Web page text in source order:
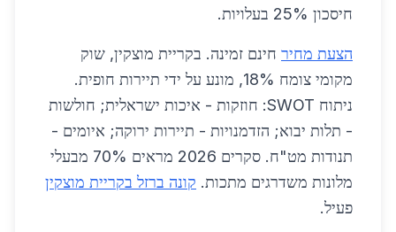
חיסכון 25% בעלויות.
הצעת מחיר חינם זמינה. בקריית מוצקין, שוק
מקומי צומח 18%, מונע על ידי תיירות חופית.
ניתוח SWOT: חוזקות - איכות ישראלית; חולשות
- תלות יבוא; הזדמנויות - תיירות ירוקה; איומים -
תנודות מט"ח. סקרים 2026 מראים 70% מבעלי
מלונות משדרגים מתכות. קונה ברזל בקריית מוצקין
פעיל.